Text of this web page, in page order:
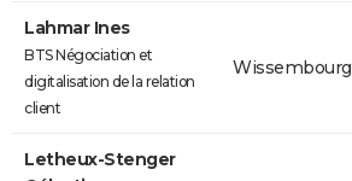
Lahmar Ines
BTS Négociation et
digitalisation de la relation
client
Wissembourg
Letheux-Stenger